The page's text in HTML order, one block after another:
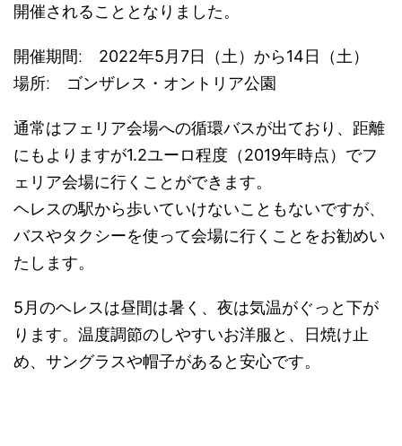
開催されることとなりました。
開催期間ː 2022年5月7日（土）から14日（土）
場所ː ゴンザレス・オントリア公園
通常はフェリア会場への循環バスが出ており、距離
にもよりますが1.2ユーロ程度（2019年時点）でフ
ェリア会場に行くことができます。
ヘレスの駅から歩いていけないこともないですが、
バスやタクシーを使って会場に行くことをお勧めい
たします。
5月のヘレスは昼間は暑く、夜は気温がぐっと下が
ります。温度調節のしやすいお洋服と、日焼け止
め、サングラスや帽子があると安心です。